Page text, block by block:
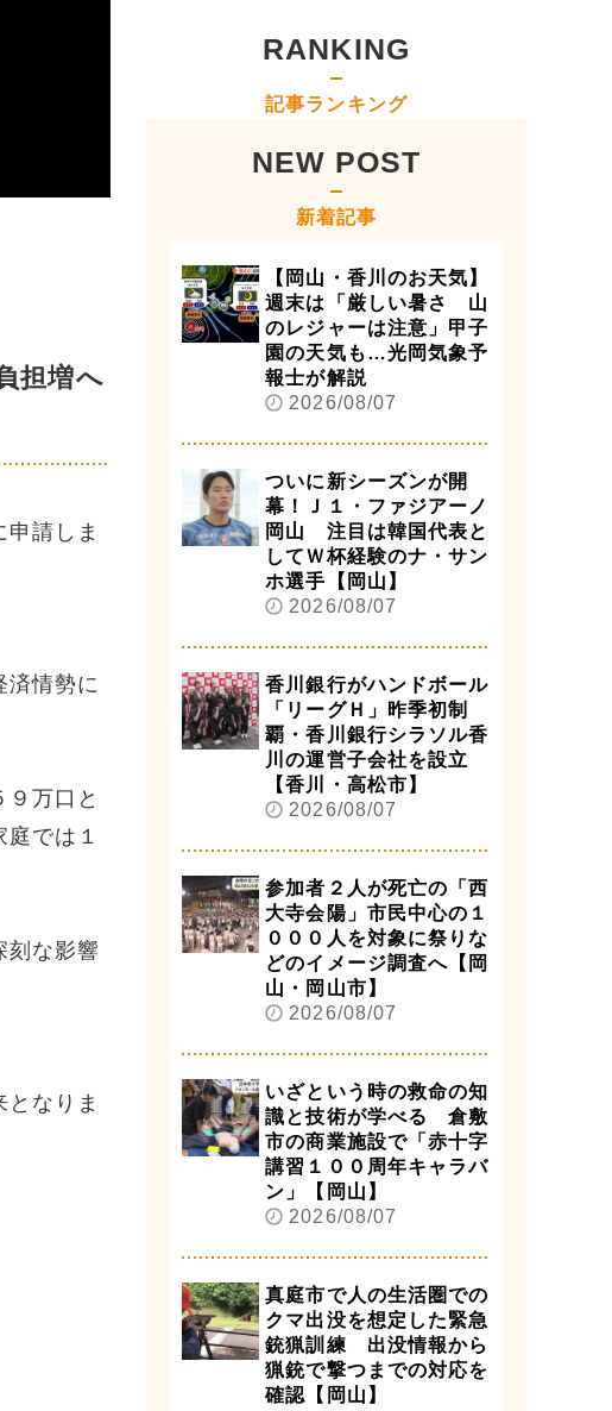
担増へ
請しま
済情勢に
万口と
では１
刻な影響
なりま
RANKING
記事ランキング
NEW POST
新着記事
【岡山・香川のお天気】
週末は「厳しい暑さ 山
のレジャーは注意」甲子
園の天気も…光岡気象予
報士が解説
2026/08/07
ついに新シーズンが開
幕！Ｊ１・ファジアーノ
岡山 注目は韓国代表と
してＷ杯経験のナ・サン
ホ選手【岡山】
2026/08/07
香川銀行がハンドボール
「リーグＨ」昨季初制
覇・香川銀行シラソル香
川の運営子会社を設立
【香川・高松市】
2026/08/07
参加者２人が死亡の「西
大寺会陽」市民中心の１
０００人を対象に祭りな
どのイメージ調査へ【岡
山・岡山市】
2026/08/07
いざという時の救命の知
識と技術が学べる 倉敷
市の商業施設で「赤十字
講習１００周年キャラバ
ン」【岡山】
2026/08/07
真庭市で人の生活圏での
クマ出没を想定した緊急
銃猟訓練 出没情報から
猟銃で撃つまでの対応を
確認【岡山】